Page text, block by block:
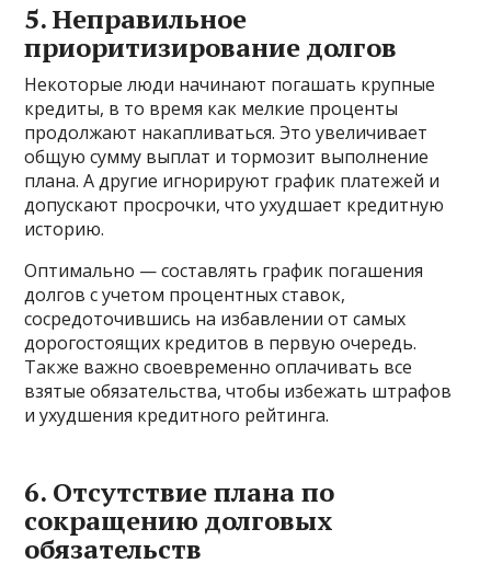
5. Неправильное
приоритизирование долгов
Некоторые люди начинают погашать крупные
кредиты, в то время как мелкие проценты
продолжают накапливаться. Это увеличивает
общую сумму выплат и тормозит выполнение
плана. А другие игнорируют график платежей и
допускают просрочки, что ухудшает кредитную
историю.
Оптимально — составлять график погашения
долгов с учетом процентных ставок,
сосредоточившись на избавлении от самых
дорогостоящих кредитов в первую очередь.
Также важно своевременно оплачивать все
взятые обязательства, чтобы избежать штрафов
и ухудшения кредитного рейтинга.
6. Отсутствие плана по
сокращению долговых
обязательств